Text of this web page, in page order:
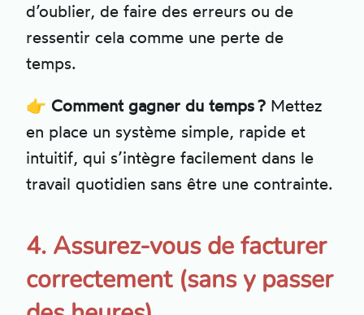
d’oublier, de faire des erreurs ou de
ressentir cela comme une perte de
temps.
👉 Comment gagner du temps ? Mettez
en place un système simple, rapide et
intuitif, qui s’intègre facilement dans le
travail quotidien sans être une contrainte.
4. Assurez-vous de facturer
correctement (sans y passer